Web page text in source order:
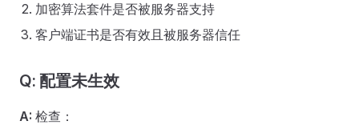
加密算法套件是否被服务器支持
客户端证书是否有效且被服务器信任
Q: 配置未生效
A: 检查：